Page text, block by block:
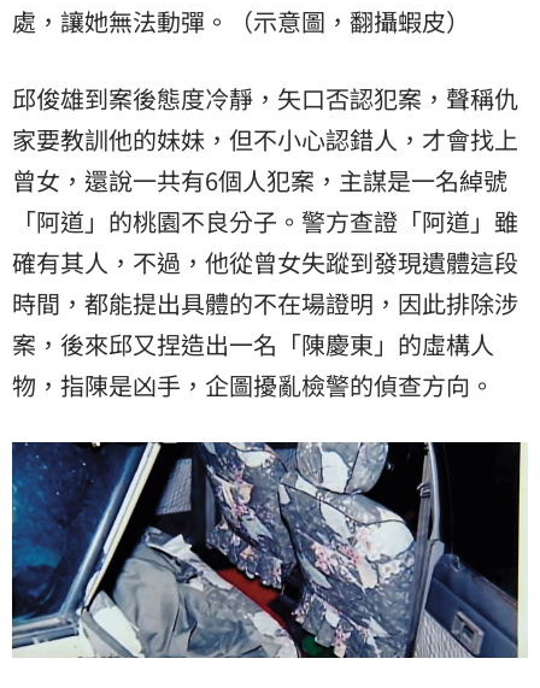
處，讓她無法動彈。（示意圖，翻攝蝦皮）
邱俊雄到案後態度冷靜，矢口否認犯案，聲稱仇
家要教訓他的妹妹，但不小心認錯人，才會找上
曾女，還說一共有6個人犯案，主謀是一名綽號
「阿道」的桃園不良分子。警方查證「阿道」雖
確有其人，不過，他從曾女失蹤到發現遺體這段
時間，都能提出具體的不在場證明，因此排除涉
案，後來邱又捏造出一名「陳慶東」的虛構人
物，指陳是凶手，企圖擾亂檢警的偵查方向。